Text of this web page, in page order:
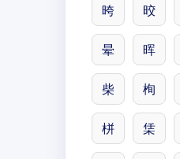
晇 晈
晕 晖
柴 栒
栟 栠